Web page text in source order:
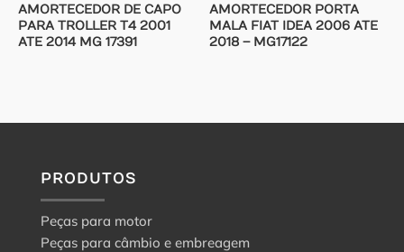
AMORTECEDOR DE CAPO
PARA TROLLER T4 2001
ATE 2014 MG 17391
AMORTECEDOR PORTA
MALA FIAT IDEA 2006 ATE
2018 – MG17122
PRODUTOS
Peças para motor
Peças para câmbio e embreagem